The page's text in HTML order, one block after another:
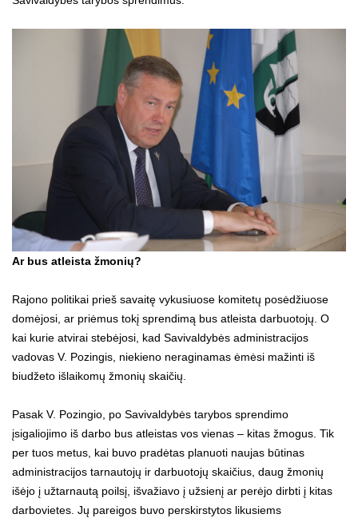
Ar bus atleista žmonių?
Rajono politikai prieš savaitę vykusiuose komitetų posėdžiuose
domėjosi, ar priėmus tokį sprendimą bus atleista darbuotojų. O
kai kurie atvirai stebėjosi, kad Savivaldybės administracijos
vadovas V. Pozingis, niekieno neraginamas ėmėsi mažinti iš
biudžeto išlaikomų žmonių skaičių.
Pasak V. Pozingio, po Savivaldybės tarybos sprendimo
įsigaliojimo iš darbo bus atleistas vos vienas – kitas žmogus. Tik
per tuos metus, kai buvo pradėtas planuoti naujas būtinas
administracijos tarnautojų ir darbuotojų skaičius, daug žmonių
išėjo į užtarnautą poilsį, išvažiavo į užsienį ar perėjo dirbti į kitas
darbovietes. Jų pareigos buvo perskirstytos likusiems